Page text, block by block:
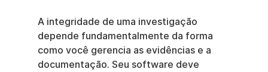
A integridade de uma investigação
depende fundamentalmente da forma
como você gerencia as evidências e a
documentação. Seu software deve